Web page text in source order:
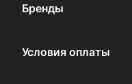
Бренды
Условия оплаты